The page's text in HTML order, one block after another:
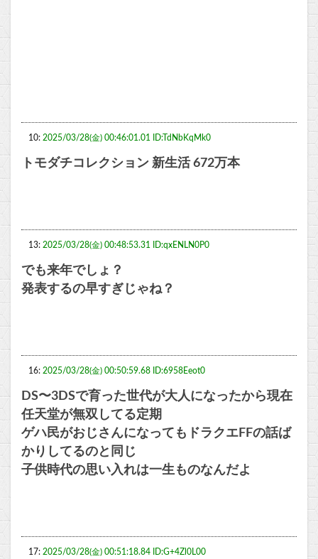
10: 2025/03/28(金) 00:46:01.01 ID:TdNbKqMk0
トモダチコレクション 新生活 672万本
13: 2025/03/28(金) 00:48:53.31 ID:qxENLN0P0
でも来年でしょ？
発表するの早すぎじゃね？
16: 2025/03/28(金) 00:50:59.68 ID:6958Eeot0
DS〜3DSで育った世代が大人になったから現在
任天堂が無双してる定期
ゲハ民がおじさんになってもドラクエFFの話ば
かりしてるのと同じ
子供時代の思い入れは一生ものなんだよ
17: 2025/03/28(金) 00:51:18.84 ID:G+4Zl0L00